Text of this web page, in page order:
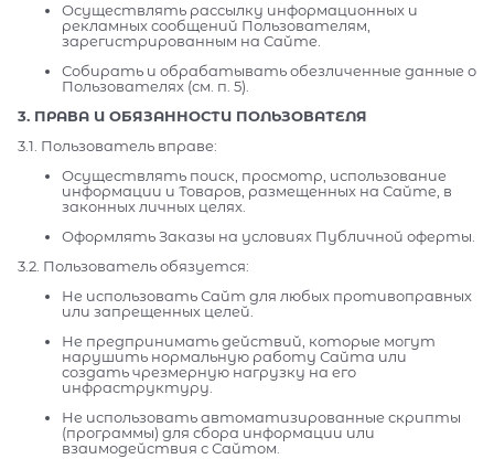
Осуществлять рассылку информационных и
рекламных сообщений Пользователям,
зарегистрированным на Сайте.
Собирать и обрабатывать обезличенные данные о
Пользователях (см. п. 5).
3. ПРАВА И ОБЯЗАННОСТИ ПОЛЬЗОВАТЕЛЯ
3.1. Пользователь вправе:
Осуществлять поиск, просмотр, использование
информации и Товаров, размещенных на Сайте, в
законных личных целях.
Оформлять Заказы на условиях Публичной оферты.
3.2. Пользователь обязуется:
Не использовать Сайт для любых противоправных
или запрещенных целей.
Не предпринимать действий, которые могут
нарушить нормальную работу Сайта или
создать чрезмерную нагрузку на его
инфраструктуру.
Не использовать автоматизированные скрипты
(программы) для сбора информации или
взаимодействия с Сайтом.